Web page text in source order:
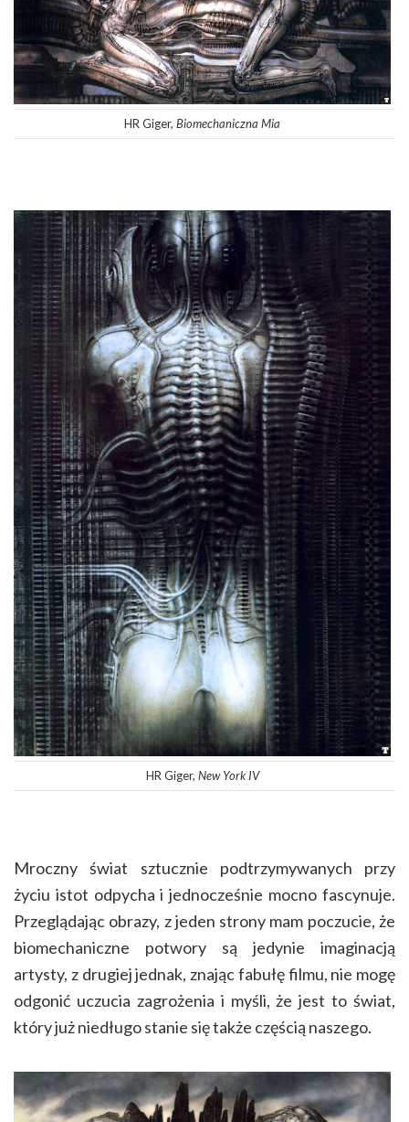
HR Giger, Biomechaniczna Mia
HR Giger, New York IV
Mroczny świat sztucznie podtrzymywanych przy
życiu istot odpycha i jednocześnie mocno fascynuje.
Przeglądając obrazy, z jeden strony mam poczucie, że
biomechaniczne potwory są jedynie imaginacją
artysty, z drugiej jednak, znając fabułę filmu, nie mogę
odgonić uczucia zagrożenia i myśli, że jest to świat,
który już niedługo stanie się także częścią naszego.